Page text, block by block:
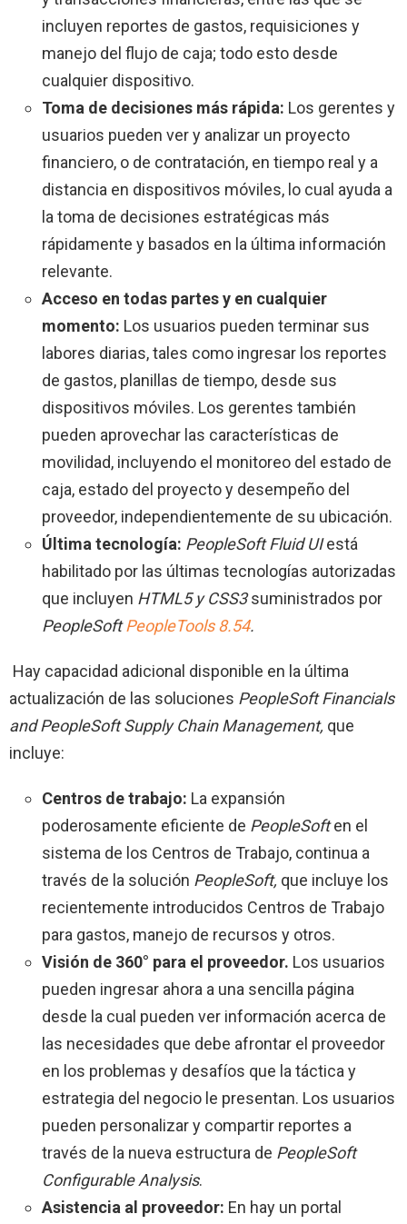
incluyen reportes de gastos, requisiciones y
manejo del flujo de caja; todo esto desde
cualquier dispositivo.
Toma de decisiones más rápida: Los gerentes y
usuarios pueden ver y analizar un proyecto
financiero, o de contratación, en tiempo real y a
distancia en dispositivos móviles, lo cual ayuda a
la toma de decisiones estratégicas más
rápidamente y basados en la última información
relevante.
Acceso en todas partes y en cualquier
momento: Los usuarios pueden terminar sus
labores diarias, tales como ingresar los reportes
de gastos, planillas de tiempo, desde sus
dispositivos móviles. Los gerentes también
pueden aprovechar las características de
movilidad, incluyendo el monitoreo del estado de
caja, estado del proyecto y desempeño del
proveedor, independientemente de su ubicación.
Última tecnología: PeopleSoft Fluid UIestá
habilitado por las últimas tecnologías autorizadas
que incluyen HTML5 y CSS3suministrados por
PeopleSoftPeopleTools 8.54.
Hay capacidad adicional disponible en la última
actualización de las soluciones PeopleSoft Financials
and PeopleSoft Supply Chain Management, que
incluye:
Centros de trabajo: La expansión
poderosamente eficiente de PeopleSoften el
sistema de los Centros de Trabajo, continua a
través de la solución PeopleSoft, que incluye los
recientemente introducidos Centros de Trabajo
para gastos, manejo de recursos y otros.
Visión de 360° para el proveedor. Los usuarios
pueden ingresar ahora a una sencilla página
desde la cual pueden ver información acerca de
las necesidades que debe afrontar el proveedor
en los problemas y desafíos que la táctica y
estrategia del negocio le presentan. Los usuarios
pueden personalizar y compartir reportes a
través de la nueva estructura de PeopleSoft
Configurable Analysis.
Asistencia al proveedor: En hay un portal